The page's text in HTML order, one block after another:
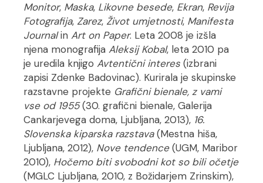
Monitor, Maska, Likovne besede, Ekran, Revija
Fotografija, Zarez, Život umjetnosti, Manifesta
JournalinArt on Paper. Leta 2008 je izšla
njena monografijaAleksij Kobal, leta 2010 pa
je uredila knjigoAvtentični interes (izbrani
zapisi Zdenke Badovinac). Kurirala je skupinske
razstavne projekte Grafični bienale, z vami
vse od 1955(30. grafični bienale, Galerija
Cankarjevega doma, Ljubljana, 2013), 16.
Slovenska kiparska razstava(Mestna hiša,
Ljubljana, 2012), Nove tendence(UGM, Maribor
2010), Hočemo biti svobodni kot so bili očetje
(MGLC Ljubljana, 2010, z Božidarjem Zrinskim),